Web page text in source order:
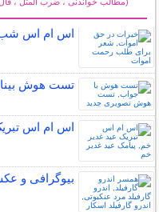
اس ام اس شب
تست هوش
اس ام اس
بیوگرافی و